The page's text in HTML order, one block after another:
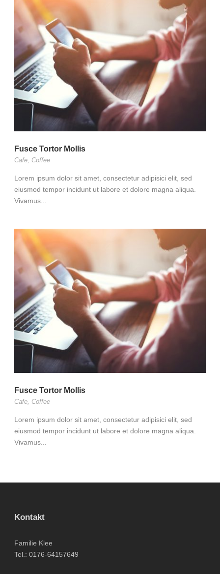
Fusce Tortor Mollis
Cafe, Coffee
Lorem ipsum dolor sit amet, consectetur adipisici elit, sed
eiusmod tempor incidunt ut labore et dolore magna aliqua.
Vivamus...
Fusce Tortor Mollis
Cafe Coffee
Lorem ipsum dolor sit amet, consectetur adipisici elit, sed
eiusmod tempor incidunt ut labore et dolore magna aliqua.
Vivamus...
Kontakt
Familie Klee
Tel.: 0176-64157649